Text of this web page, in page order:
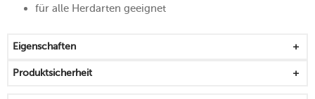
für alle Herdarten geeignet
Eigenschaften
Produktsicherheit